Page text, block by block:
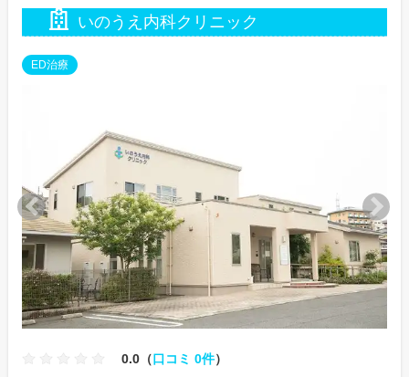
いのうえ内科クリニック
ED治療
0.0（口コミ 0件）